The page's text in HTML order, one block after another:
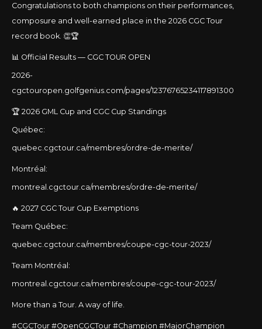
Congratulations to both champions on their performances,
composure and well-earned place in the 2026 CGC Tour
record book. 👏🏆
📊 Official Results — CGC TOUR OPEN
2026-
cgctouropen.golfgenius.com/pages/12376765234117891300
🏆 2026 GML Cup and CGC Cup Standings
Québec:
quebec.cgctour.ca/membres/ordre-de-merite/
Montréal:
montreal.cgctour.ca/membres/ordre-de-merite/
🔥 2027 CGC Tour Cup Exemptions
Team Québec:
quebec.cgctour.ca/membres/coupe-cgc-tour-2023/
Team Montréal:
montreal.cgctour.ca/membres/coupe-cgc-tour-2023/
More than a Tour. A way of life.
#CGCTour #OpenCGCTour #Champion #MajorChampion